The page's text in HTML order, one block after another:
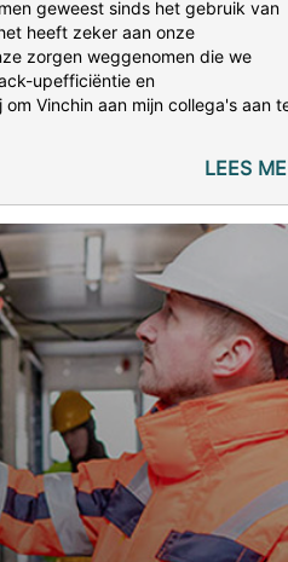
geweest sinds het gebruik van
heeft zeker aan onze
zorgen weggenomen die we
upefficiëntie en
Vinchin aan mijn collega's aan
LEES